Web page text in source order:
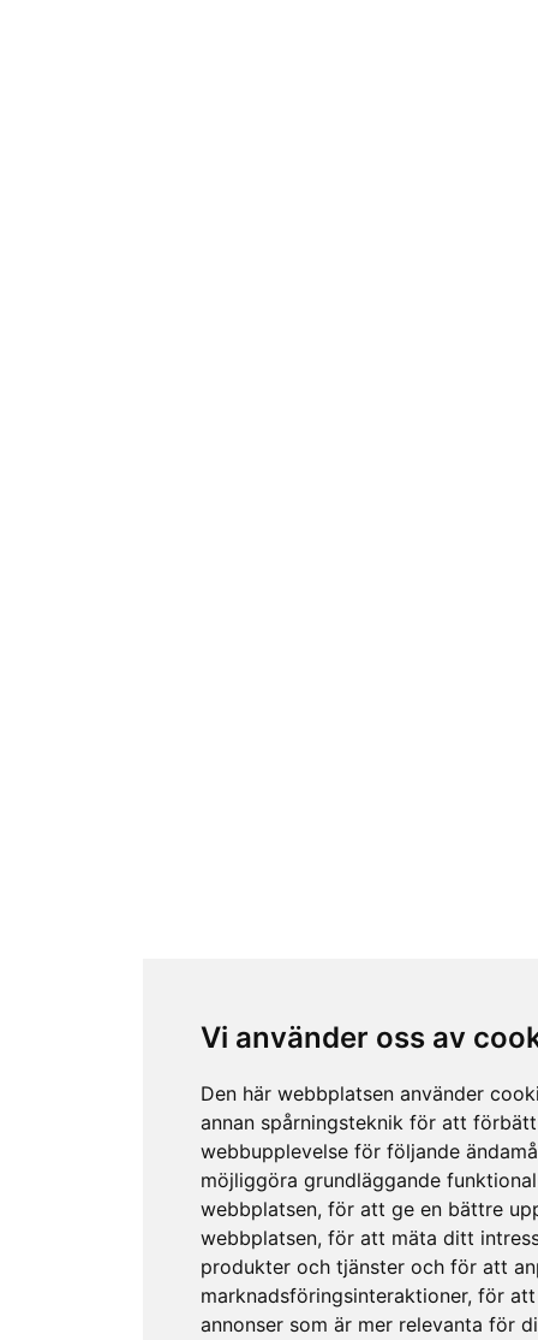
Vi använder oss av
Den här webbplatsen använder
annan spårningsteknik för att
webbupplevelse för följande
möjliggöra grundläggande
webbplatsen, för att ge en bättre
webbplatsen, för att mäta ditt
produkter och tjänster och för att
marknadsföringsinteraktioner, för att
annonser som är mer relevanta för